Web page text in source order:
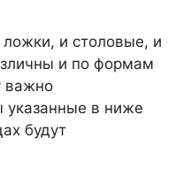
и столовые, и
и по формам
важно
указанные в ниже
будут